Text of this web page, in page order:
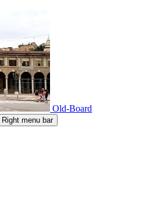
Old-Board
Right menu bar